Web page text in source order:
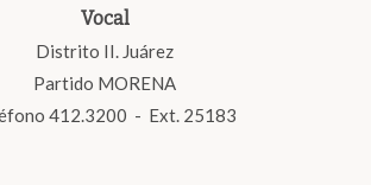
Vocal
Distrito II. Juárez
Partido MORENA
412.3200 - Ext. 25183